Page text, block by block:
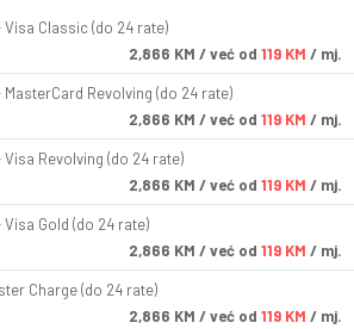
Classic (do 24 rate)
2,866 KM / već od 119 KM / mj.
Revolving (do 24 rate)
2,866 KM / već od 119 KM / mj.
Revolving (do 24 rate)
2,866 KM / već od 119 KM / mj.
Gold (do 24 rate)
2,866 KM / već od 119 KM / mj.
Charge (do 24 rate)
2,866 KM / već od 119 KM / mj.